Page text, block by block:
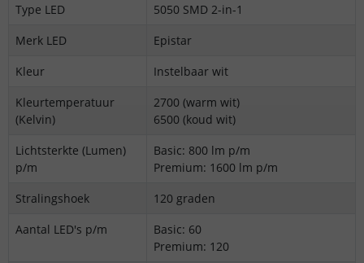
Type LED
5050 SMD 2-in-1
Merk LED
Epistar
Kleur
Instelbaar wit
Kleurtemperatuur
(Kelvin)
2700 (warm wit)
6500 (koud wit)
Lichtsterkte (Lumen)
p/m
Basic: 800 lm p/m
Premium: 1600 lm p/m
Stralingshoek
120 graden
Aantal LED's p/m
Basic: 60
Premium: 120